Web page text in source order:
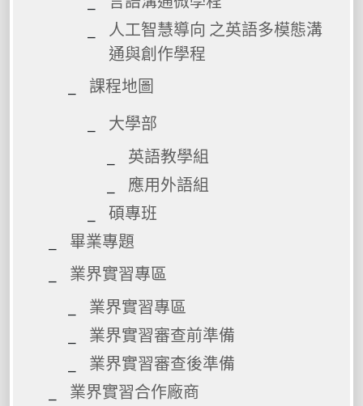
人工智慧導向 之英語多模態溝
通與創作學程
課程地圖
大學部
英語教學組
應用外語組
碩專班
畢業專題
業界實習專區
業界實習專區
業界實習審查前準備
業界實習審查後準備
業界實習合作廠商